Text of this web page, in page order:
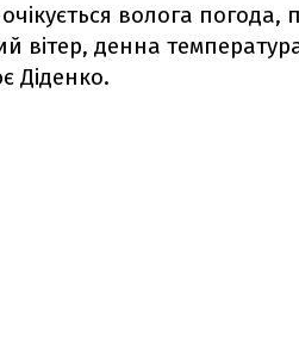
очікується волога
вітер, денна
Діденко.